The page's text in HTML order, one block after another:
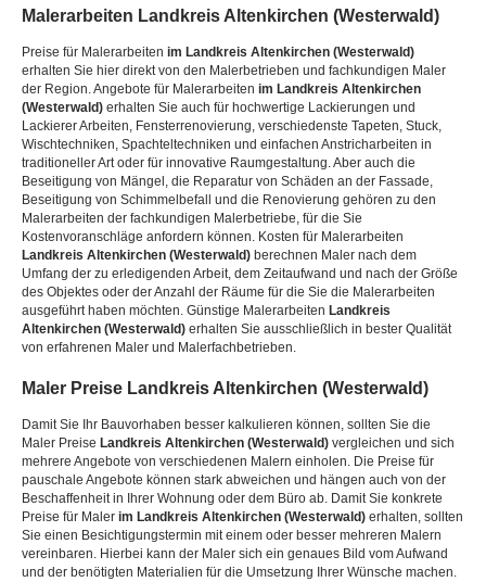
Malerarbeiten Landkreis Altenkirchen (Westerwald)
Preise für Malerarbeiten im Landkreis Altenkirchen (Westerwald)
erhalten Sie hier direkt von den Malerbetrieben und fachkundigen Maler
der Region. Angebote für Malerarbeiten im Landkreis Altenkirchen
(Westerwald) erhalten Sie auch für hochwertige Lackierungen und
Lackierer Arbeiten, Fensterrenovierung, verschiedenste Tapeten, Stuck,
Wischtechniken, Spachteltechniken und einfachen Anstricharbeiten in
traditioneller Art oder für innovative Raumgestaltung. Aber auch die
Beseitigung von Mängel, die Reparatur von Schäden an der Fassade,
Beseitigung von Schimmelbefall und die Renovierung gehören zu den
Malerarbeiten der fachkundigen Malerbetriebe, für die Sie
Kostenvoranschläge anfordern können. Kosten für Malerarbeiten
Landkreis Altenkirchen (Westerwald) berechnen Maler nach dem
Umfang der zu erledigenden Arbeit, dem Zeitaufwand und nach der Größe
des Objektes oder der Anzahl der Räume für die Sie die Malerarbeiten
ausgeführt haben möchten. Günstige Malerarbeiten Landkreis
Altenkirchen (Westerwald) erhalten Sie ausschließlich in bester Qualität
von erfahrenen Maler und Malerfachbetrieben.
Maler Preise Landkreis Altenkirchen (Westerwald)
Damit Sie Ihr Bauvorhaben besser kalkulieren können, sollten Sie die
Maler Preise Landkreis Altenkirchen (Westerwald) vergleichen und sich
mehrere Angebote von verschiedenen Malern einholen. Die Preise für
pauschale Angebote können stark abweichen und hängen auch von der
Beschaffenheit in Ihrer Wohnung oder dem Büro ab. Damit Sie konkrete
Preise für Maler im Landkreis Altenkirchen (Westerwald) erhalten, sollten
Sie einen Besichtigungstermin mit einem oder besser mehreren Malern
vereinbaren. Hierbei kann der Maler sich ein genaues Bild vom Aufwand
und der benötigten Materialien für die Umsetzung Ihrer Wünsche machen.